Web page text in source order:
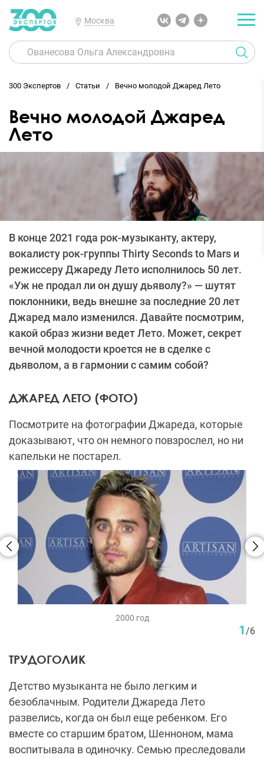
Москва
300 Экспертов Статьи Вечно молодой Джаред Лето
Вечно молодой Джаред
Лето
В конце 2021 года рок-музыканту, актеру,
вокалисту рок-группы Thirty Seconds to Mars и
режиссеру Джареду Лето исполнилось 50 лет.
«Уж не продал ли он душу дьяволу?» — шутят
поклонники, ведь внешне за последние 20 лет
Джаред мало изменился. Давайте посмотрим,
какой образ жизни ведет Лето. Может, секрет
вечной молодости кроется не в сделке с
дьяволом, а в гармонии с самим собой?
ДЖАРЕД ЛЕТО (ФОТО)
Посмотрите на фотографии Джареда, которые
доказывают, что он немного повзрослел, но ни
капельки не постарел.
2000 год
1/6
ТРУДОГОЛИК
Детство музыканта не было легким и
безоблачным. Родители Джареда Лето
развелись, когда он был еще ребенком. Его
вместе со старшим братом, Шенноном, мама
воспитывала в одиночку. Семью преследовали